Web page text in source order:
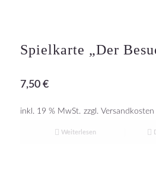
Spielkarte „Der
7,50 €
inkl. 19 % MwSt. zzgl. Versandkosten
Weiterlesen